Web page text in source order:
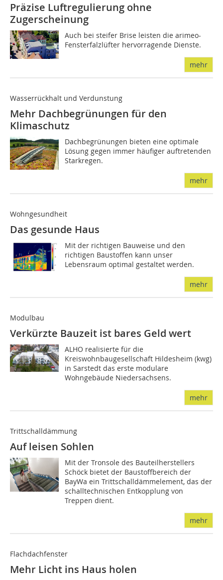
Präzise Luftregulierung ohne
Zugerscheinung
Auch bei steifer Brise leisten die arimeo-
Fensterfalzlüfter hervorragende Dienste.
mehr
Wasserrückhalt und Verdunstung
Mehr Dachbegrünungen für den
Klimaschutz
Dachbegrünungen bieten eine optimale
Lösung gegen immer häufiger auftretenden
Starkregen.
mehr
Wohngesundheit
Das gesunde Haus
Mit der richtigen Bauweise und den
richtigen Baustoffen kann unser
Lebensraum optimal gestaltet werden.
mehr
Modulbau
Verkürzte Bauzeit ist bares Geld wert
ALHO realisierte für die
Kreiswohnbaugesellschaft Hildesheim (kwg)
in Sarstedt das erste modulare
Wohngebäude Niedersachsens.
mehr
Trittschalldämmung
Auf leisen Sohlen
Mit der Tronsole des Bauteilherstellers
Schöck bietet der Baustoffbereich der
BayWa ein Trittschalldämmelement, das der
schalltechnischen Entkopplung von
Treppen dient.
mehr
Flachdachfenster
Mehr Licht ins Haus holen